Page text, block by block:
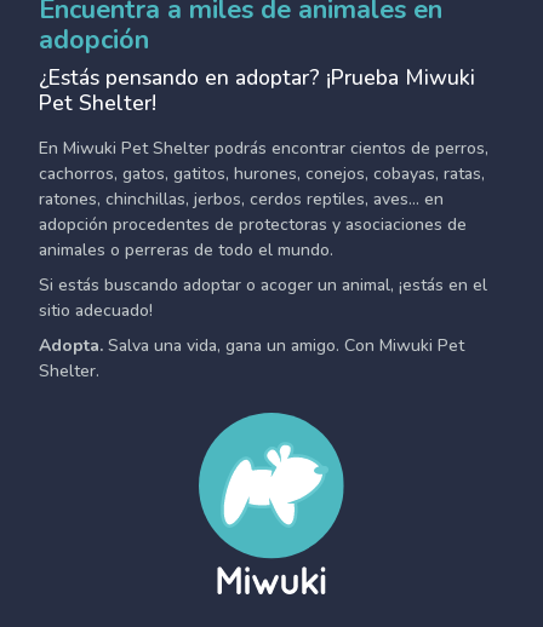
Encuentra a miles de animales en
adopción
¿Estás pensando en adoptar? ¡Prueba Miwuki
Pet Shelter!
En Miwuki Pet Shelter podrás encontrar cientos de perros,
cachorros, gatos, gatitos, hurones, conejos, cobayas, ratas,
ratones, chinchillas, jerbos, cerdos reptiles, aves... en
adopción procedentes de protectoras y asociaciones de
animales o perreras de todo el mundo.
Si estás buscando adoptar o acoger un animal, ¡estás en el
sitio adecuado!
Adopta. Salva una vida, gana un amigo. Con Miwuki Pet
Shelter.